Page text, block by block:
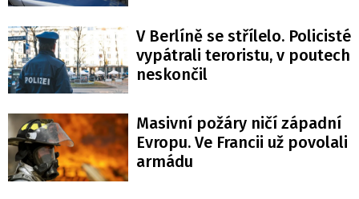
V Berlíně se střílelo. Policisté
vypátrali teroristu, v poutech
neskončil
Masivní požáry ničí západní
Evropu. Ve Francii už povolali
armádu